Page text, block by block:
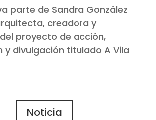
parte de Sandra González
creadora y
proyecto de acción,
y divulgación titulado A Vila
Noticia